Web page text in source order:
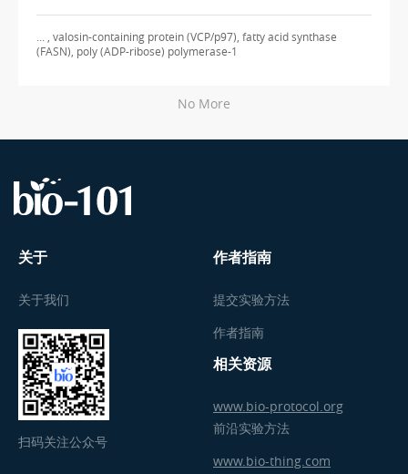
... , valosin-containing protein (VCP/p97), fatty acid synthase
(FASN), poly (ADP-ribose) polymerase-1
No More
关于
关于我们
扫码关注公众号
作者指南
提交实验方法
作者指南
相关资源
www.bio-protocol.org
前沿实验方法
www.bio-thing.com